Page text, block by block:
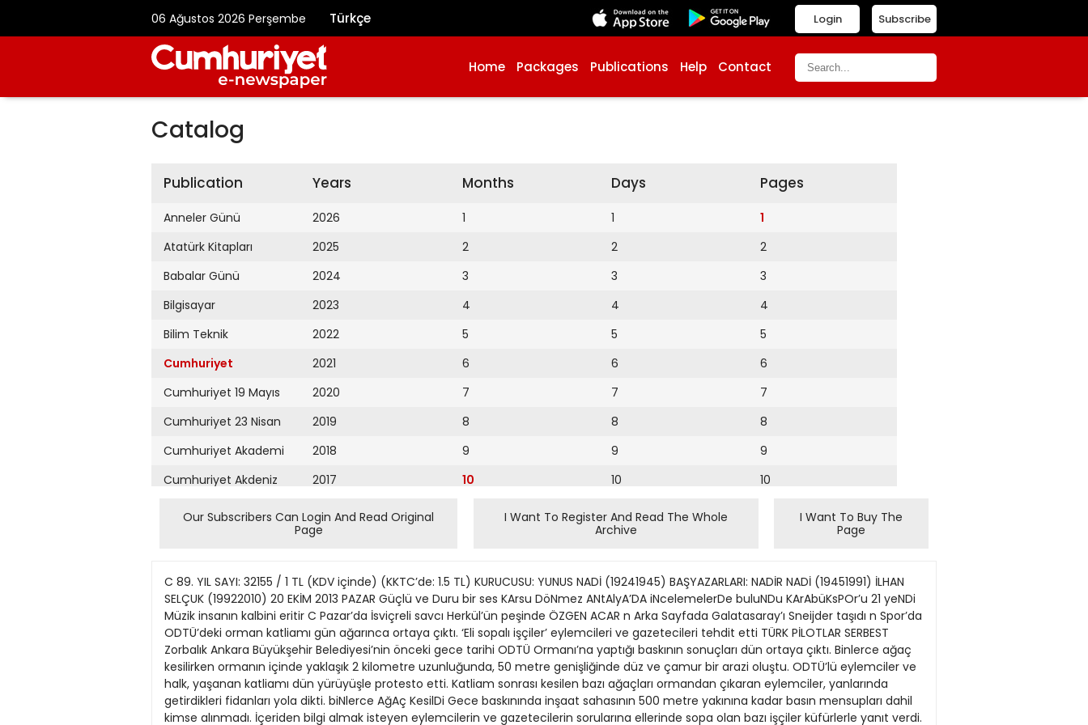
06 Ağustos 2026 Perşembe Türkçe Subscribe
Login
Home Packages Publications Help Contact
Catalog
Publication
Anneler Günü
Atatürk Kitapları
Babalar Günü
Bilgisayar
Bilim Teknik
Cumhuriyet
Cumhuriyet 19 Mayıs
Cumhuriyet 23 Nisan
Cumhuriyet Akademi
Cumhuriyet Akdeniz
Cumhuriyet Alışveriş
Cumhuriyet Ankara
Cumhuriyet Büyük
Taaruz
Cumhuriyet
Cumartesi
Cumhuriyet Çevre
Years
2026
2025
2024
2023
2022
2021
2020
2019
2018
2017
2016
2015
2013
2012
2011
2010
2009
Months
1
2
3
4
5
6
7
8
9
10
Days
1
2
3
4
5
6
7
8
9
10
11
12
14
15
16
17
18
Pages
1
2
3
4
5
6
7
8
9
10
14
15
16
17
18
Our Subscribers Can Login And Read Original
Page
I Want To Register And Read The Whole
Archive
I Want To Buy The
Page
C 89. YIL SAYI: 32155 / 1 TL (KDV içinde) (KKTC’de: 1.5 TL) KURUCUSU: YUNUS NADİ (19241945) BAŞYAZARLARI: NADİR NADİ (19451991) İLHAN
SELÇUK (19922010) 20 EKİM 2013 PAZAR Güçlü ve Duru bir ses KArsu DöNmez ANtAlyA’DA iNcelemelerDe buluNDu KArAbüKsPOr’u 21 yeNDi
Müzik insanın kalbini eritir C Pazar’da İsviçreli savcı Herkül’ün peşinde ÖZGEN ACAR n Arka Sayfada Galatasaray’ı Sneijder taşıdı n Spor’da
ODTÜ’deki orman katliamı gün ağarınca ortaya çıktı. ‘Eli sopalı işçiler’ eylemcileri ve gazetecileri tehdit etti TÜRK PİLOTLAR SERBEST
Zorbalık Ankara Büyükşehir Belediyesi’nin önceki gece tarihi ODTÜ Ormanı’na yaptığı baskının sonuçları dün ortaya çıktı. Binlerce ağaç
kesilirken ormanın içinde yaklaşık 2 kilometre uzunluğunda, 50 metre genişliğinde düz ve çamur bir arazi oluştu. ODTÜ’lü eylemciler ve
halk, yaşanan katliamı dün yürüyüşle protesto etti. Katliam sonrası kesilen bazı ağaçları ormandan çıkaran eylemciler, yanlarında
getirdikleri fidanları yola dikti. biNlerce AğAç KesilDi Gece baskınında inşaat sahasının 500 metre yakınına kadar basın mensupları dahil
kimse alınmadı. İçeriden bilgi almak isteyen eylemcilerin ve gazetecilerin sorularına ellerinde sopa olan bazı işçiler küfürlerle yanıt verdi.